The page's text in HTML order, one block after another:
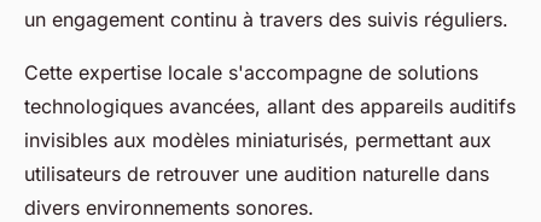
un engagement continu à travers des suivis réguliers.
Cette expertise locale s'accompagne de solutions
technologiques avancées, allant des appareils auditifs
invisibles aux modèles miniaturisés, permettant aux
utilisateurs de retrouver une audition naturelle dans
divers environnements sonores.